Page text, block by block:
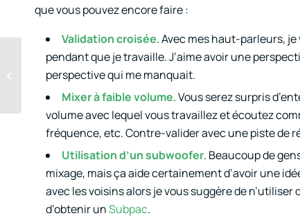
que vous pouvez encore faire :
Validation croisée. Avec mes haut-parleurs,
pendant que je travaille. J’aime avoir une
perspective qui me manquait.
Mixer à faible volume. Vous serez surpris
volume avec lequel vous travaillez et écoutez
fréquence, etc. Contre-valider avec une piste de
Utilisation d’un subwoofer. Beaucoup de
mixage, mais ça aide certainement d’avoir une
avec les voisins alors je vous suggère de
d’obtenir unSubpac.
Comment réinventer
votre musique?